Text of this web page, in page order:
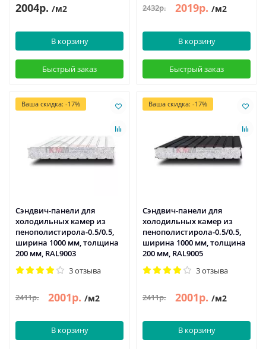
2004р. /м2
В корзину
Быстрый заказ
2432р. 2019р. /м2
В корзину
Быстрый заказ
Ваша скидка: -17%
Сэндвич-панели для
холодильных камер из
пенополистирола-0.5/0.5,
ширина 1000 мм, толщина
200 мм, RAL9003
3 отзыва
2411р. 2001р. /м2
В корзину
Ваша скидка: -17%
Сэндвич-панели для
холодильных камер из
пенополистирола-0.5/0.5,
ширина 1000 мм, толщина
200 мм, RAL9005
3 отзыва
2411р. 2001р. /м2
В корзину